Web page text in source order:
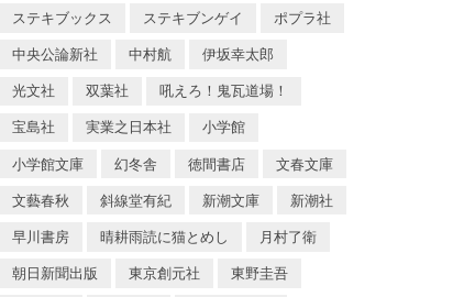
ステキブックス ステキブンゲイ ポプラ社
中央公論新社 中村航 伊坂幸太郎
光文社 双葉社 吼えろ！鬼瓦道場！
宝島社 実業之日本社 小学館
小学館文庫 幻冬舎 徳間書店 文春文庫
文藝春秋 斜線堂有紀 新潮文庫 新潮社
早川書房 晴耕雨読に猫とめし 月村了衛
朝日新聞出版 東京創元社 東野圭吾